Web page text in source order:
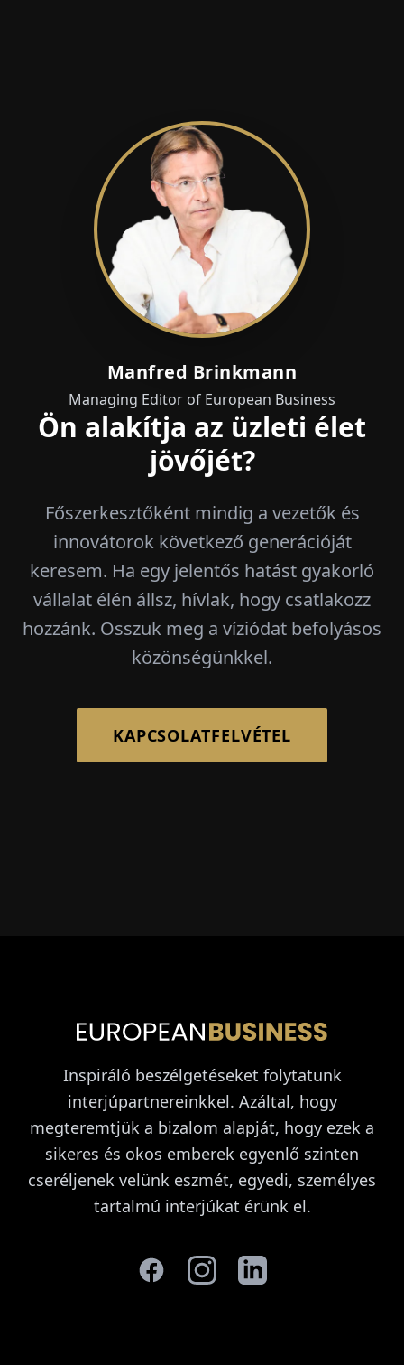
Manfred Brinkmann
Managing Editor of European Business
Ön alakítja az üzleti élet
jövőjét?
Főszerkesztőként mindig a vezetők és
innovátorok következő generációját
keresem. Ha egy jelentős hatást gyakorló
vállalat élén állsz, hívlak, hogy csatlakozz
hozzánk. Osszuk meg a víziódat befolyásos
közönségünkkel.
KAPCSOLATFELVÉTEL
Inspiráló beszélgetéseket folytatunk
interjúpartnereinkkel. Azáltal, hogy
megteremtjük a bizalom alapját, hogy ezek a
sikeres és okos emberek egyenlő szinten
cseréljenek velünk eszmét, egyedi, személyes
tartalmú interjúkat érünk el.